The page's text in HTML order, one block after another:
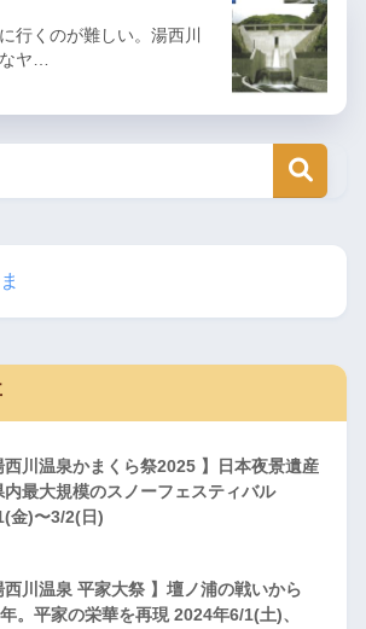
行くのが難しい。湯西川
ヤ…
西川温泉かまくら祭2025 】日本夜景遺産
内最大規模のスノーフェスティバル
金)〜3/2(日)
西川温泉 平家大祭 】壇ノ浦の戦いから
。平家の栄華を再現 2024年6/1(土)、